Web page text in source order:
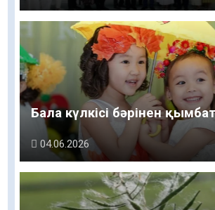
Бала күлкісі бәрінен
04.06.2026